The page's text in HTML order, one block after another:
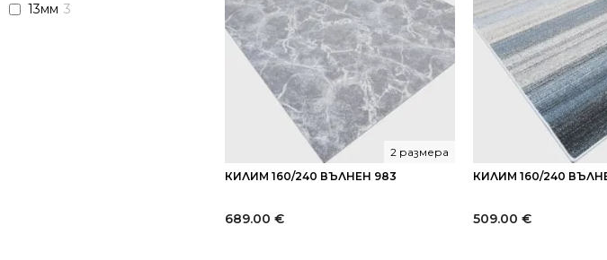
13мм 3
КИЛИМ 160/240 ВЪЛНЕН 983
2 размера
689.00 €
КИЛИМ 160/240
509.00 €